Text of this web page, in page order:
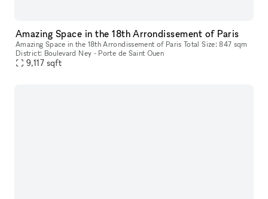
Amazing Space in the 18th Arrondissement of Paris
Amazing Space in the 18th Arrondissement of Paris Total Size: 847 sqm
District: Boulevard Ney - Porte de Saint Ouen
9,117 sqft